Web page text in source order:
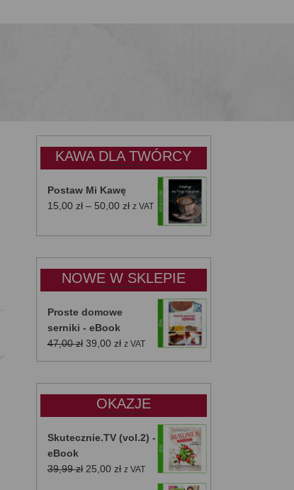
KAWA DLA TWÓRCY
Postaw Mi Kawę
15,00 zł – 50,00 złZakres
od
do
50,00 zł
z VAT
NOWE W SKLEPIE
Proste domowe
serniki - eBook
47,00zł Pierwotna
cena
39,00 złAktualna
cena
z VAT
OKAZJE
Skutecznie.TV (vol.2) -
eBook
39,99zł Pierwotna
25,00 złAktualna
z VAT